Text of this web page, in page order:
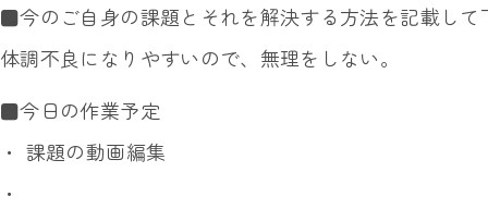
■今のご自身の課題とそれを解決する方法を記載して
体調不良になりやすいので、無理をしない。
■今日の作業予定
・ 課題の動画編集
・